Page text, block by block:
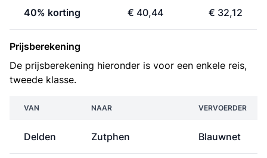
40% korting € 40,44 € 32,12
Prijsberekening
De prijsberekening hieronder is voor een enkele reis,
tweede klasse.
VAN NAAR VERVOERDER
Delden Zutphen Blauwnet